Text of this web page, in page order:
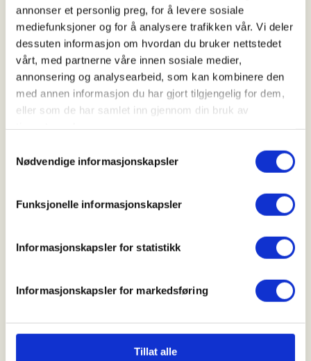
annonser et personlig preg, for å levere sosiale
mediefunksjoner og for å analysere trafikken vår. Vi deler
dessuten informasjon om hvordan du bruker nettstedet
vårt, med partnerne våre innen sosiale medier,
annonsering og analysearbeid, som kan kombinere den
med annen informasjon du har gjort tilgjengelig for dem,
eller som de har samlet inn gjennom din bruk av
Nødvendige informasjonskapsler
Funksjonelle informasjonskapsler
Informasjonskapsler for statistikk
Informasjonskapsler for markedsføring
Tillat alle
Arrangør
Aust-Agder Turistforening
Kontaktperson
Karin Johansen
kajo60@gmail.com
Turen går fra p-plassen ved Arendal kirkegård ut til
Frolandsveien, gjennom Dalen og opp til
Doppedalen er en fin plass for matpausen. Vi
fortsetter ned til Biejordene og går i kanten her.
en turleder på Harebakken ved bussterminalen kl.